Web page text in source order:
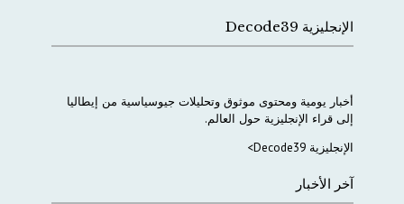
الإنجليزية Decode39
أخبار يومية ومحتوى موثوق وتحليلات جيوسياسية من إيطاليا
إلى قراء الإنجليزية حول العالم.
الإنجليزية Decode39>
آخر الأخبار